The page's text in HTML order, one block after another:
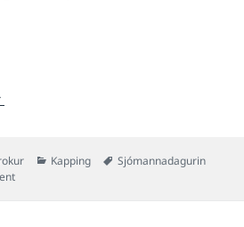
frá Svimjingini um Vánna 2013
Categories
Kapping Tags
Sjómannadagurin
on Úrslit frá Svimjingini um Vánna 2013